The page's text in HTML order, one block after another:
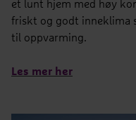
et lunt hjem med høy
friskt og godt inneklima
til oppvarming.
Les mer her